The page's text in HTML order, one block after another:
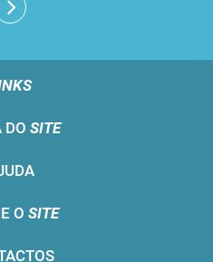
DO SITE
O SITE